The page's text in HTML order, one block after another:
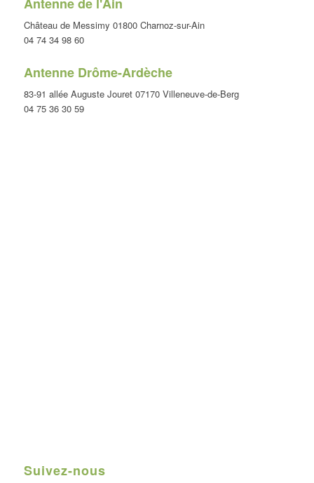
Château de Messimy 01800 Charnoz-sur-Ain
04 74 34 98 60
Antenne Drôme-Ardèche
83-91 allée Auguste Jouret 07170 Villeneuve-de-Berg
04 75 36 30 59
Suivez-nous